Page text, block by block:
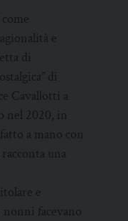
e
di
di
Cavallotti a
nel 2020, in
a mano con
una
e
nonni facevano